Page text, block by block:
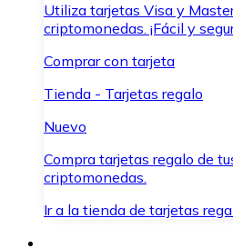
Utiliza tarjetas Visa y
criptomonedas. ¡Fácil y
Comprar con tarjeta
Tienda - Tarjetas regalo
Nuevo
Compra tarjetas regalo de
criptomonedas.
Ir a la tienda de tarjetas